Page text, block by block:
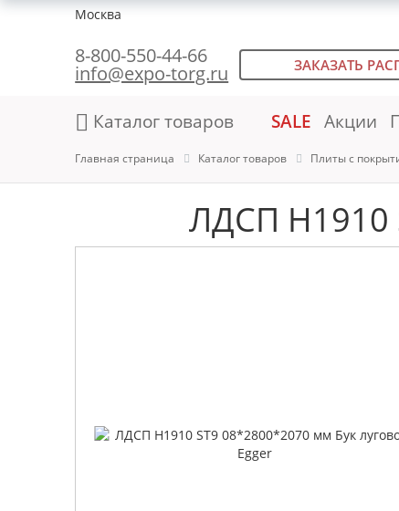
Москва
8-800-550-44-66
info@expo-torg.ru ЗАКАЗАТЬ
Каталог товаров SALE Акции
Главная страница Каталог товаров Плиты с
ЛДСП H1910